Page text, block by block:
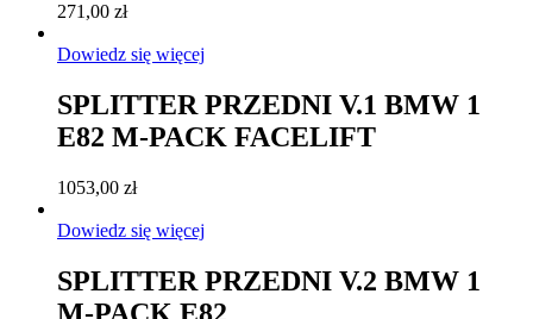
271,00 zł
Dowiedz się więcej
SPLITTER PRZEDNI V.1 BMW 1
E82 M-PACK FACELIFT
1053,00 zł
Dowiedz się więcej
SPLITTER PRZEDNI V.2 BMW 1